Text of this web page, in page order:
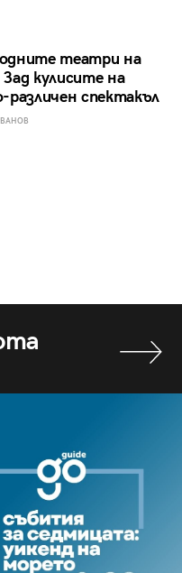
театри на
кулисите на
различен спектакъл